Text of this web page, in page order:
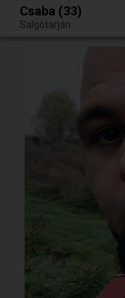
Egy jó randiból bármi lehet.
Csaba (33)
Salgótarján